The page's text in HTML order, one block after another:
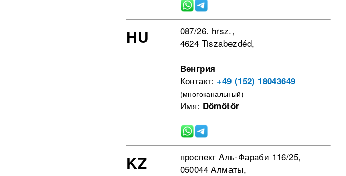
HU
087/26. hrsz.,
4624 Tiszabezdéd,
Венгрия
Контакт: +49 (152) 18043649
(многоканальный)
Имя: Dömötör
KZ
проспект Aль-Фараби 116/25,
050044 Алматы,